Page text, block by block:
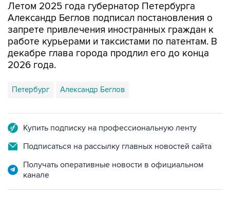
Летом 2025 года губернатор Петербурга
Александр Беглов подписал постановления о
запрете привлечения иностранных граждан к
работе курьерами и таксистами по патентам. В
декабре глава города продлил его до конца
2026 года.
Петербург Александр Беглов
Купить подписку на профессиональную ленту
Подписаться на рассылку главных новостей сайта
Получать оперативные новости в официальном
канале